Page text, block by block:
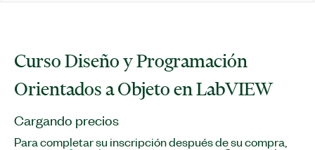
Curso Diseño y Programación
Orientados a Objeto en LabVIEW
Cargando precios
Para completar su inscripción después de su compra,